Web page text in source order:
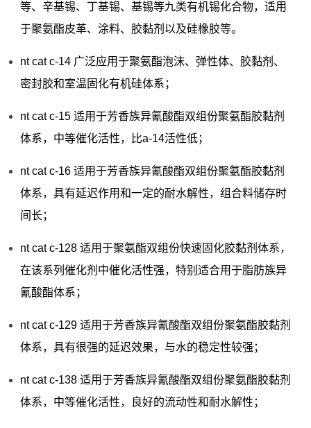
等、辛基锡、丁基锡、基锡等九类有机锡化合物，适用
于聚氨酯皮革、涂料、胶黏剂以及硅橡胶等。
nt cat c-14 广泛应用于聚氨酯泡沫、弹性体、胶黏剂、
密封胶和室温固化有机硅体系；
nt cat c-15 适用于芳香族异氰酸酯双组份聚氨酯胶黏剂
体系，中等催化活性，比a-14活性低；
nt cat c-16 适用于芳香族异氰酸酯双组份聚氨酯胶黏剂
体系，具有延迟作用和一定的耐水解性，组合料储存时
间长；
nt cat c-128 适用于聚氨酯双组份快速固化胶黏剂体系，
在该系列催化剂中催化活性强，特别适合用于脂肪族异
氰酸酯体系；
nt cat c-129 适用于芳香族异氰酸酯双组份聚氨酯胶黏剂
体系，具有很强的延迟效果，与水的稳定性较强；
nt cat c-138 适用于芳香族异氰酸酯双组份聚氨酯胶黏剂
体系，中等催化活性，良好的流动性和耐水解性；